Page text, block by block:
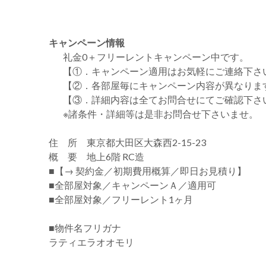
キャンペーン情報
礼金0 ＋ フリーレント キャンペーン中です。
【①．キャンペーン適用はお気軽にご連絡下さ
【②．各部屋毎にキャンペーン内容が異なりま
【③．詳細内容は全てお問合せにてご確認下さ
※諸条件・詳細等は是非お問合せ下さいませ。
住 所 東京都大田区大森西2-15-23
概 要 地上6階 RC造
■【→ 契約金／初期費用概算／即日お見積り】
■全部屋対象／キャンペーンＡ／適用可
■全部屋対象／フリーレント1ヶ月
■物件名フリガナ
ラティエラオオモリ